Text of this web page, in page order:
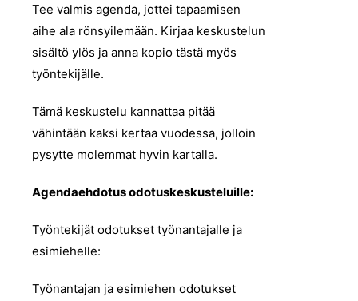
Tee valmis agenda, jottei tapaamisen
aihe ala rönsyilemään. Kirjaa keskustelun
sisältö ylös ja anna kopio tästä myös
työntekijälle.
Tämä keskustelu kannattaa pitää
vähintään kaksi kertaa vuodessa, jolloin
pysytte molemmat hyvin kartalla.
Agendaehdotus odotuskeskusteluille:
Työntekijät odotukset työnantajalle ja
esimiehelle:
Työnantajan ja esimiehen odotukset